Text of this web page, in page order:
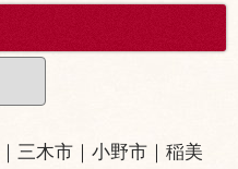
｜三木市 ｜小野市｜稲美